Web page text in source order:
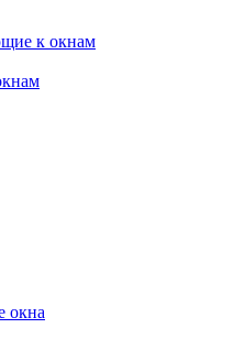
к окнам
окна